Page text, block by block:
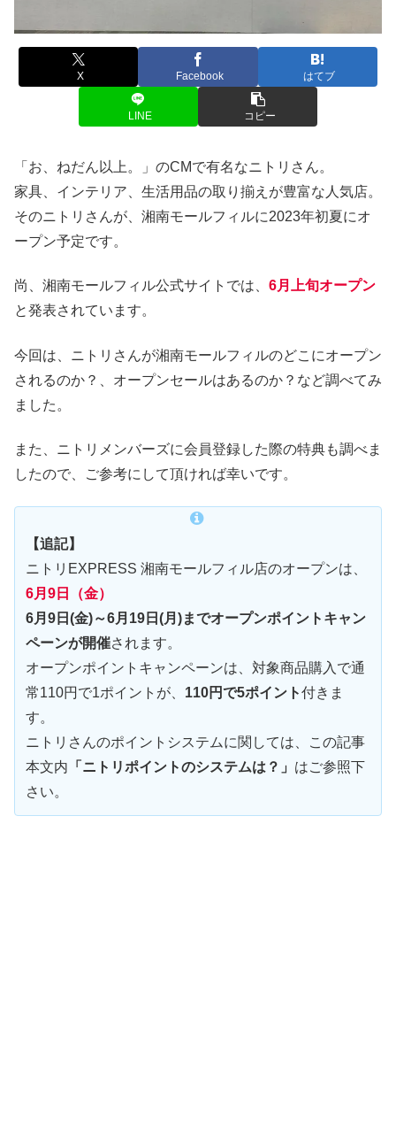
X Facebook はてブ
LINE コピー
「お、ねだん以上。」のCMで有名なニトリさん。
家具、インテリア、生活用品の取り揃えが豊富な人気店。
そのニトリさんが、湘南モールフィルに2023年初夏にオ
ープン予定です。
尚、湘南モールフィル公式サイトでは、 6月上旬オープン
と発表されています。
今回は、ニトリさんが湘南モールフィルのどこにオープン
されるのか？、オープンセールはあるのか？など調べてみ
ました。
また、ニトリメンバーズに会員登録した際の特典も調べま
したので、ご参考にして頂ければ幸いです。
【追記】
ニトリEXPRESS 湘南モールフィル店のオープンは、
6月9日（金）
6月9日(金)～6月19日(月)までオープンポイントキャン
ペーンが開催されます。
オープンポイントキャンペーンは、対象商品購入で通
常110円で1ポイントが、 110円で5ポイント付きま
す。
ニトリさんのポイントシステムに関しては、この記事
本文内 「ニトリポイントのシステムは？」 はご参照下
さい。